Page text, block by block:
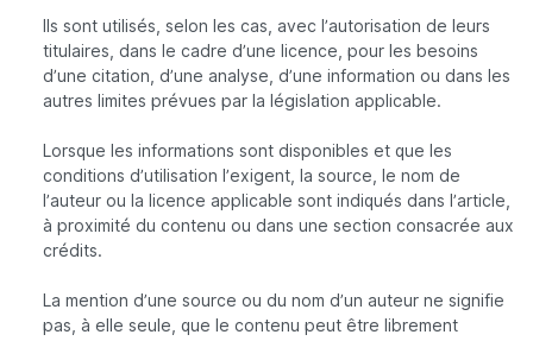
Ils sont utilisés, selon les cas, avec l’autorisation de leurs
titulaires, dans le cadre d’une licence, pour les besoins
d’une citation, d’une analyse, d’une information ou dans les
autres limites prévues par la législation applicable.
Lorsque les informations sont disponibles et que les
conditions d’utilisation l’exigent, la source, le nom de
l’auteur ou la licence applicable sont indiqués dans l’article,
à proximité du contenu ou dans une section consacrée aux
crédits.
La mention d’une source ou du nom d’un auteur ne signifie
pas, à elle seule, que le contenu peut être librement